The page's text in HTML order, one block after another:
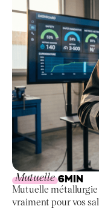
Mutuelle 6MIN
Mutuelle
vraiment pour vos